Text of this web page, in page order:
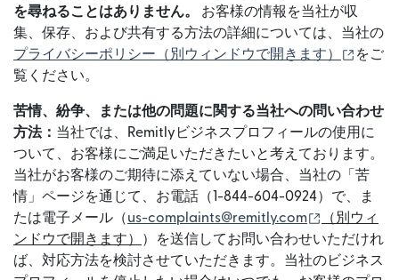
を尋ねることはありません。
お客様の情報を当社が収
集、保存、および共有する方法の詳細については、当社の
プライバシーポリシー⁠（別ウィンドウで開きます）
（別
をご
覧ください。
苦情、紛争、または他の問題に関する当社への問い合わせ
方法： 当社では、Remitlyビジネスプロフィールの使用に
ついて、お客様にご満足いただきたいと考えております。
当社がお客様のご期待に添えていない場合、当社の「苦
情」ページを通じて、お電話（1-844-604-0924）で、ま
たは電子メール（us-complaints@remitly.com （別ウィ
⁠（別ウィ
ンドウで開きます）
）を送信してお問い合わせいただけれ
ば、対応方法を検討させていただきます。当社のビジネス